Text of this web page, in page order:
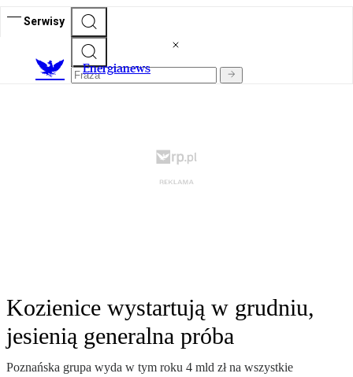
Serwisy
Energianews
Kozienice wystartują w grudniu,
jesienią generalna próba
Poznańska grupa wyda w tym roku 4 mld zł na wszystkie